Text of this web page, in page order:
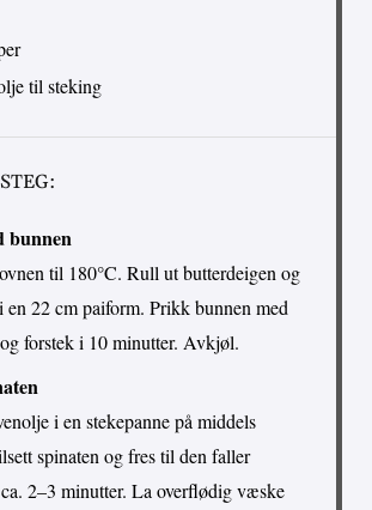
til steking
bunnen
til 180°C. Rull ut butterdeigen og
en 22 cm paiform. Prikk bunnen med
forstek i 10 minutter. Avkjøl.
i en stekepanne på middels
spinaten og fres til den faller
2–3 minutter. La overflødig væske